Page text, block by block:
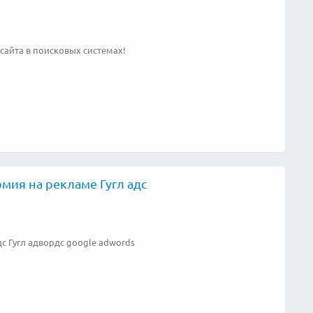
в поисковых системах!
на рекламе Гугл адс
Гугл адвордс google adwords